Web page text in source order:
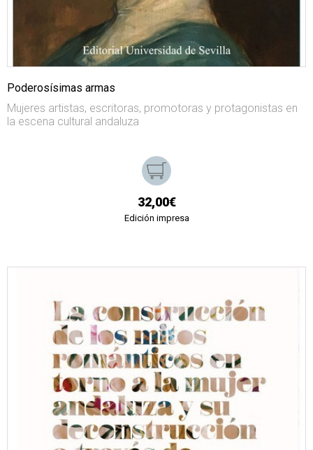
Poderosísimas armas
Mujeres artistas, escritoras, promotoras y protagonistas en
la escena cultural andaluza
32,00€
Edición impresa